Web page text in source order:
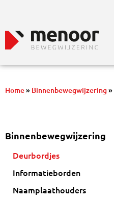
Home» Binnenbewegwijzering»
Binnenbewegwijzering
Deurbordjes
Informatieborden
Naamplaathouders